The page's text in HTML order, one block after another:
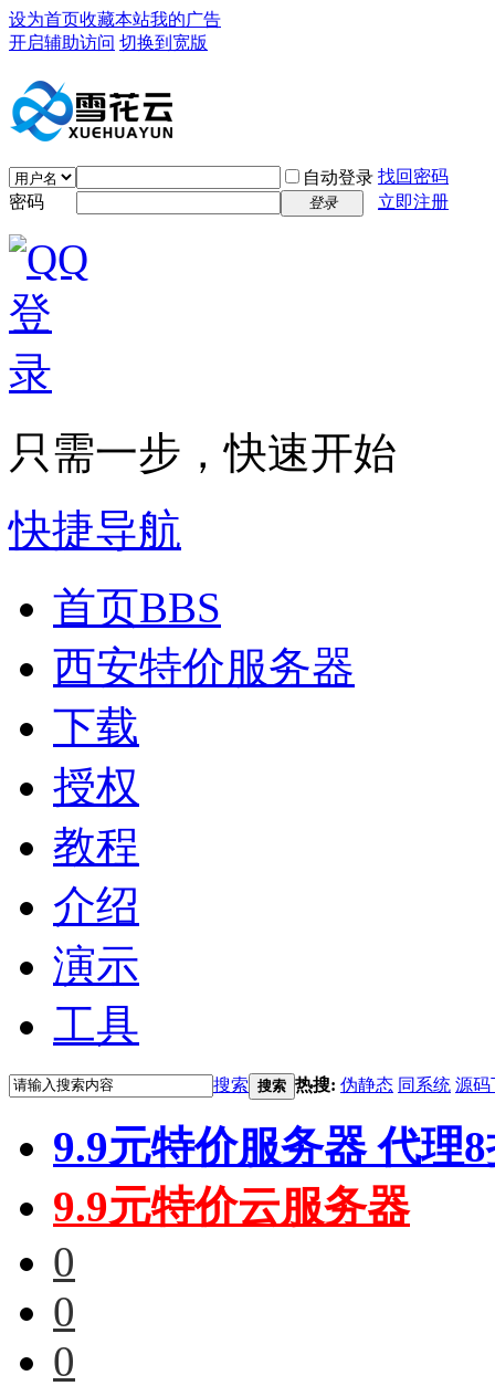
设为首页收藏本站我的广告
开启辅助访问 切换到宽版
自动登录 找回密码
密码
登录 立即注册
只需一步，快速开始
快捷导航
首页BBS
西安特价服务器
下载
授权
教程
介绍
演示
工具
搜索 搜索 热搜: 伪静态 同系统 源码
9.9元特价服务器 代理
9.9元特价云服务器
0
0
0